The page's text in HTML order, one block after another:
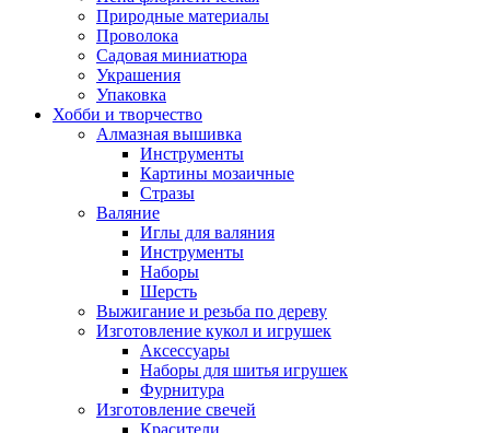
Природные материалы
Проволока
Садовая миниатюра
Украшения
Упаковка
Хобби и творчество
Алмазная вышивка
Инструменты
Картины мозаичные
Стразы
Валяние
Иглы для валяния
Инструменты
Наборы
Шерсть
Выжигание и резьба по дереву
Изготовление кукол и игрушек
Аксессуары
Наборы для шитья игрушек
Фурнитура
Изготовление свечей
Красители